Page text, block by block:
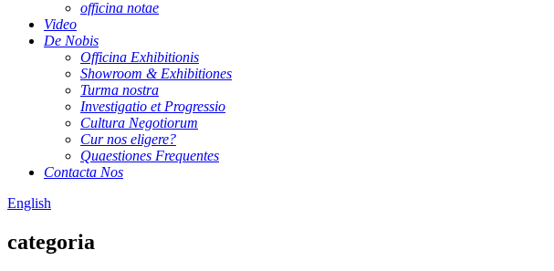
officina notae
Video
De Nobis
Officina Exhibitionis
Showroom & Exhibitiones
Turma nostra
Investigatio et Progressio
Cultura Negotiorum
Cur nos eligere?
Quaestiones Frequentes
Contacta Nos
English
categoria